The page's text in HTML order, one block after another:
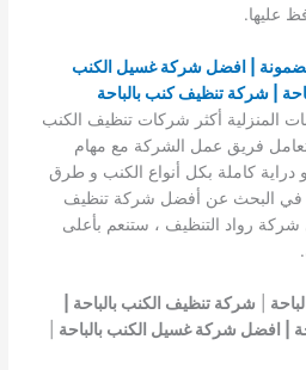
عليها.
| افضل شركة غسيل الكنب
| شركة تنظيف كنب بالباحة
المنزلية أكثر شركات تنظيف الكنب
فريق عمل الشركة مع مهام
دراية كاملة بكل أنواع الكنب و طرق
في البحث عن أفضل شركة تنظيف
شركة رواد التنظيف ، ستنعم بأعلى
شركة تنظيف الكنب بالباحة |
| افضل شركة غسيل الكنب بالباحة